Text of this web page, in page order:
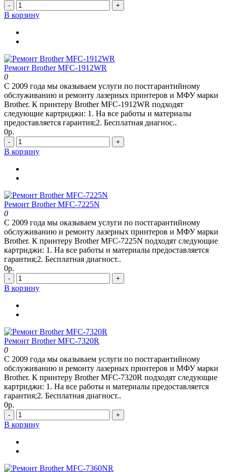
- +
В корзину
Ремонт Brother MFC-1912WR
0
С 2009 года мы оказываем услуги по постгарантийному
обслуживанию и ремонту лазерных принтеров и МФУ марки
Brother. К принтеру Brother MFC-1912WR подходят
следующие картриджи: 1. На все работы и материалы
предоставляется гарантия;2. Бесплатная диагнос..
0р.
- +
В корзину
Ремонт Brother MFC-7225N
0
С 2009 года мы оказываем услуги по постгарантийному
обслуживанию и ремонту лазерных принтеров и МФУ марки
Brother. К принтеру Brother MFC-7225N подходят следующие
картриджи: 1. На все работы и материалы предоставляется
гарантия;2. Бесплатная диагност..
0р.
- +
В корзину
Ремонт Brother MFC-7320R
0
С 2009 года мы оказываем услуги по постгарантийному
обслуживанию и ремонту лазерных принтеров и МФУ марки
Brother. К принтеру Brother MFC-7320R подходят следующие
картриджи: 1. На все работы и материалы предоставляется
гарантия;2. Бесплатная диагност..
0р.
- +
В корзину